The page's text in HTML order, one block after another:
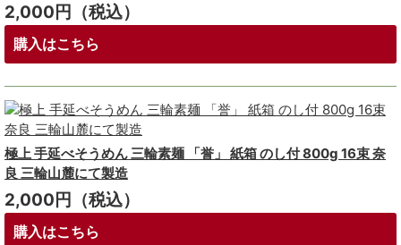
2,000円（税込）
購入はこちら
極上 手延べそうめん 三輪素麺 「誉」 紙箱 のし付 800g 16束 奈
良 三輪山麓にて製造
2,000円（税込）
購入はこちら